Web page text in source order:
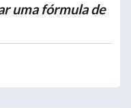
uma fórmula de